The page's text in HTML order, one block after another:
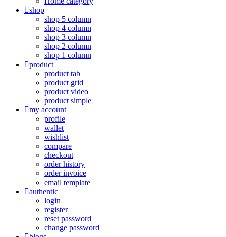
shop
shop 5 column
shop 4 column
shop 3 column
shop 2 column
shop 1 column
product
product tab
product grid
product video
product simple
my account
profile
wallet
wishlist
compare
checkout
order history
order invoice
email template
authentic
login
register
reset password
change password